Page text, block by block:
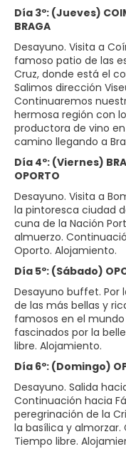
Día 3º: (Jueves)
BRAGA
Desayuno. Visita a
famoso patio de las
Cruz, donde está el
Salimos dirección
Continuaremos
hermosa región con
productora de vino
camino llegando a
Día 4º: (Viernes)
OPORTO
Desayuno. Visita a
la pintoresca ciudad
cuna de la Nación
almuerzo.
Oporto. Alojamiento.
Día 5º: (Sábado)
Desayuno buffet. Por
de las más bellas y
famosos en el
fascinados por la
libre. Alojamiento.
Día 6º: (Domingo)
Desayuno. Salida
Continuación hacia
peregrinación de la
la basílica y almorzar.
Tiempo libre.